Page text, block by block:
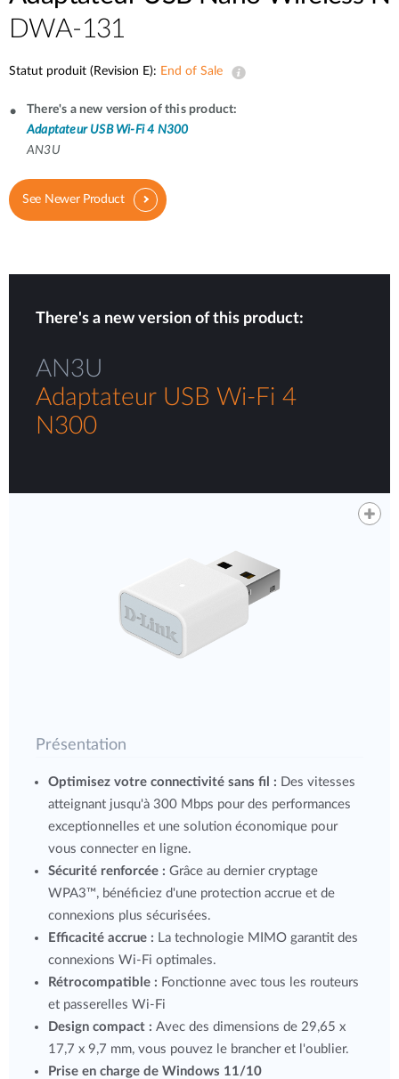
DWA-131
Statut produit (Revision E): End of Sale
There's a new version of this product:
Adaptateur USB Wi-Fi 4 N300
AN3U
See Newer Product
There's a new version of this product:
AN3U
Adaptateur USB Wi-Fi 4
N300
Présentation
Optimisez votre connectivité sans fil : Des vitesses
atteignant jusqu'à 300 Mbps pour des performances
exceptionnelles et une solution économique pour
vous connecter en ligne.
Sécurité renforcée : Grâce au dernier cryptage
WPA3™, bénéficiez d'une protection accrue et de
connexions plus sécurisées.
Efficacité accrue : La technologie MIMO garantit des
connexions Wi-Fi optimales.
Rétrocompatible : Fonctionne avec tous les routeurs
et passerelles Wi-Fi
Design compact : Avec des dimensions de 29,65 x
17,7 x 9,7 mm, vous pouvez le brancher et l'oublier.
Prise en charge de Windows 11/10